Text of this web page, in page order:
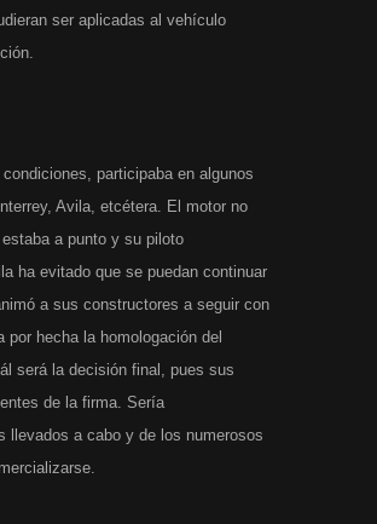
ser aplicadas al vehículo
participaba en algunos
Avila, etcétera. El motor no
a punto y su piloto
ha evitado que se puedan continuar
a sus constructores a seguir con
hecha la homologación del
será la decisión final, pues sus
de la firma. Sería
llevados a cabo y de los numerosos